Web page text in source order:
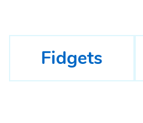
Fidgets